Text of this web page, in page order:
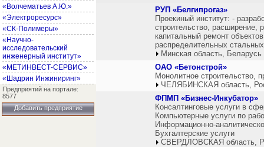
«Волчематьев А.Ю.»
«Электроресурс»
«СК-Полимеры»
«Научно-
исследовательский
инженерный институт»
«МЕТИНВЕСТ-СЕРВИС»
«Шадрин Инжиниринг»
Предприятий на портале:
8577
Добавить предприятие
РУП «Белгипрогаз»
Проекиный институт: -
строительство, расширение,
капитальный ремонт
распределительных
Минская область, Беларусь
ОАО «Бетонстрой»
Монолитное строительство,
ЧЕЛЯБИНСКАЯ область,
ФПМП «Бизнес-Инкубатор»
Консалтинговые услуги в
Компьютерные услуги по
Информационно-
Бухгалтерские услуги
СВЕРДЛОВСКАЯ область,